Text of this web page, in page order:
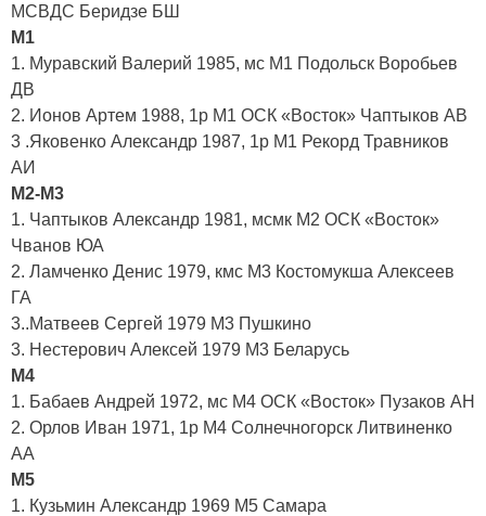
МСВДС Беридзе БШ
М1
1. Муравский Валерий 1985, мс М1 Подольск Воробьев
ДВ
2. Ионов Артем 1988, 1р М1 ОСК «Восток» Чаптыков АВ
3 .Яковенко Александр 1987, 1р М1 Рекорд Травников
АИ
М2-М3
1. Чаптыков Александр 1981, мсмк М2 ОСК «Восток»
Чванов ЮА
2. Ламченко Денис 1979, кмс М3 Костомукша Алексеев
ГА
3..Матвеев Сергей 1979 М3 Пушкино
3. Нестерович Алексей 1979 М3 Беларусь
М4
1. Бабаев Андрей 1972, мс М4 ОСК «Восток» Пузаков АН
2. Орлов Иван 1971, 1р М4 Солнечногорск Литвиненко
АА
М5
1. Кузьмин Александр 1969 М5 Самара